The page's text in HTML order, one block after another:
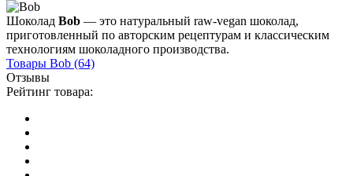
Шоколад Bob — это натуральный raw-vegan шоколад,
приготовленный по авторским рецептурам и классическим
технологиям шоколадного производства.
Товары Bob (64)
Отзывы
Рейтинг товара: